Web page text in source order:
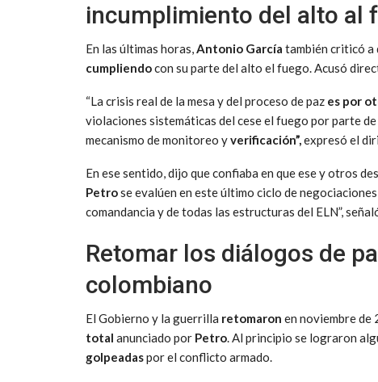
incumplimiento del alto al
En las últimas horas,Antonio García también criticó a
cumpliendocon su parte del alto el fuego. Acusó
“La crisis real de la mesa y del proceso de paz es por
violaciones sistemáticas del cese el fuego por parte de
mecanismo de monitoreo yverificación”,expresó el
En ese sentido, dijo que confiaba en que ese y otros
Petrose evalúen en este último ciclo de negociaciones
comandancia y de todas las estructuras del ELN”,
Retomar los diálogos de
colombiano
El Gobierno y la guerrilla retomaron en noviembre de
total anunciado por Petro. Al principio se lograron
golpeadaspor el conflicto armado.